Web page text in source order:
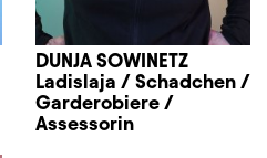
DUNJA SOWINETZ
Ladislaja / Schadchen /
Garderobiere /
Assessorin